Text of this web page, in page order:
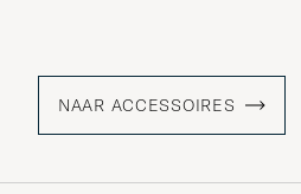
NAAR ACCESSOIRES